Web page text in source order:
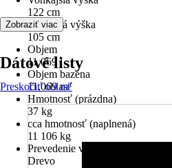
122 cm
Plniteľná výška
105 cm
Objem
11 069 l
Objem bazéna
11,069 m³
Hmotnosť (prázdna)
37 kg
cca hmotnosť (naplnená)
11 106 kg
Prevedenie vonkajšieho opláštenia
Drevo
Zobraziť viac
Dátové listy
Preskočiť oblasť